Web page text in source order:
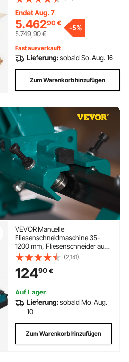
Air-Assist, 1200 mm/s
Geschwindigkeit, für Holz, Acryl &
Glas
Endet Aug. 7
5.46290€
5.749,90€
-5%
Fast ausverkauft
Lieferung:sobald So. Aug. 16
Zum Warenkorb hinzufügen
VEVOR Manuelle
Fliesenschneidmaschine 35-
1200 mm, Fliesenschneider aus
Alu mit Laser-Positionierung
Doppelspuriger
Führungsschiene &
Rutschfestem Gummigriff,
Präzision für Keramikfliesen
Bodenfliesen
(2,141)
12490€
Auf Lager.
Lieferung:sobald Mo. Aug.
10
Zum Warenkorb hinzufügen